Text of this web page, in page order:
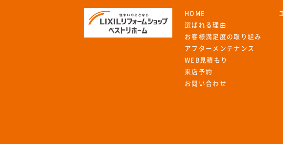
HOME
選ばれる理由
お客様満足度の取り組み
アフターメンテナンス
WEB見積もり
来店予約
お問い合わせ